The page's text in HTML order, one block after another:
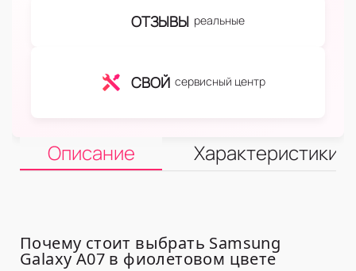
ОТЗЫВЫ реальные
СВОЙ сервисный центр
Описание Характеристики
Почему стоит выбрать Samsung
Galaxy A07 в фиолетовом цвете